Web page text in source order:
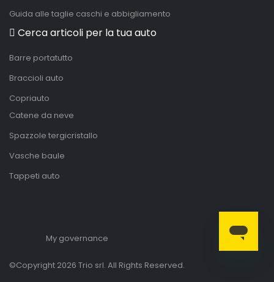
Guida alle taglie caschi e abbigliamento
Cerca articoli per la tua auto
Barre portatutto
Braccioli auto
Copriauto
Catene da neve
Spazzole tergicristallo
Vasche baule
Tappeti auto
My governance
©Copyright 2026 Trio srl. All Rights Reserved.